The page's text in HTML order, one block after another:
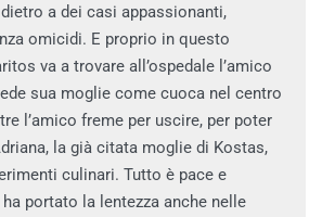
a dei casi appassionanti,
omicidi. E proprio in questo
va a trovare all’ospedale l’amico
sua moglie come cuoca nel centro
l’amico freme per uscire, per poter
la già citata moglie di Kostas,
culinari. Tutto è pace e
portato la lentezza anche nelle